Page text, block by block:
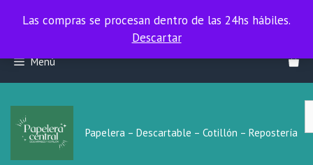
Las compras se procesan dentro de las 24hs hábiles.
Las compras se procesan dentro de las 24hs hábiles.
Descartar
contenido
Menú
Papelera – Descartable – Cotillón – Repostería